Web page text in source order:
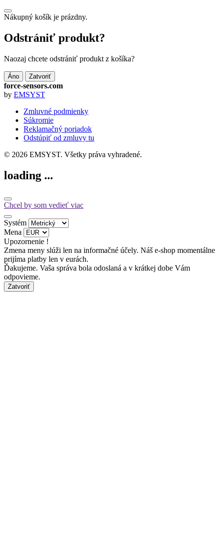
Nákupný košík je prázdny.
Odstrániť produkt?
Naozaj chcete odstrániť produkt z košíka?
Áno Zatvoriť
force-sensors.com
by EMSYST
Zmluvné podmienky
Súkromie
Reklamačný poriadok
Odstúpiť od zmluvy tu
© 2026 EMSYST. Všetky práva vyhradené.
loading ...
Chcel by som vedieť viac
Systém
Mena
Upozornenie !
Zmena meny slúži len na informačné účely. Náš e-shop momentálne
prijíma platby len v eurách.
Ďakujeme. Vaša správa bola odoslaná a v krátkej dobe Vám
odpovieme.
Zatvoriť